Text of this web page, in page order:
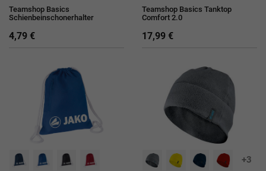
Teamshop Basics
Schienbeinschonerhalter
4,79 €
Teamshop Basics Tanktop
Comfort 2.0
17,99 €
+3